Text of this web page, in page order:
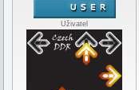
Uživatel